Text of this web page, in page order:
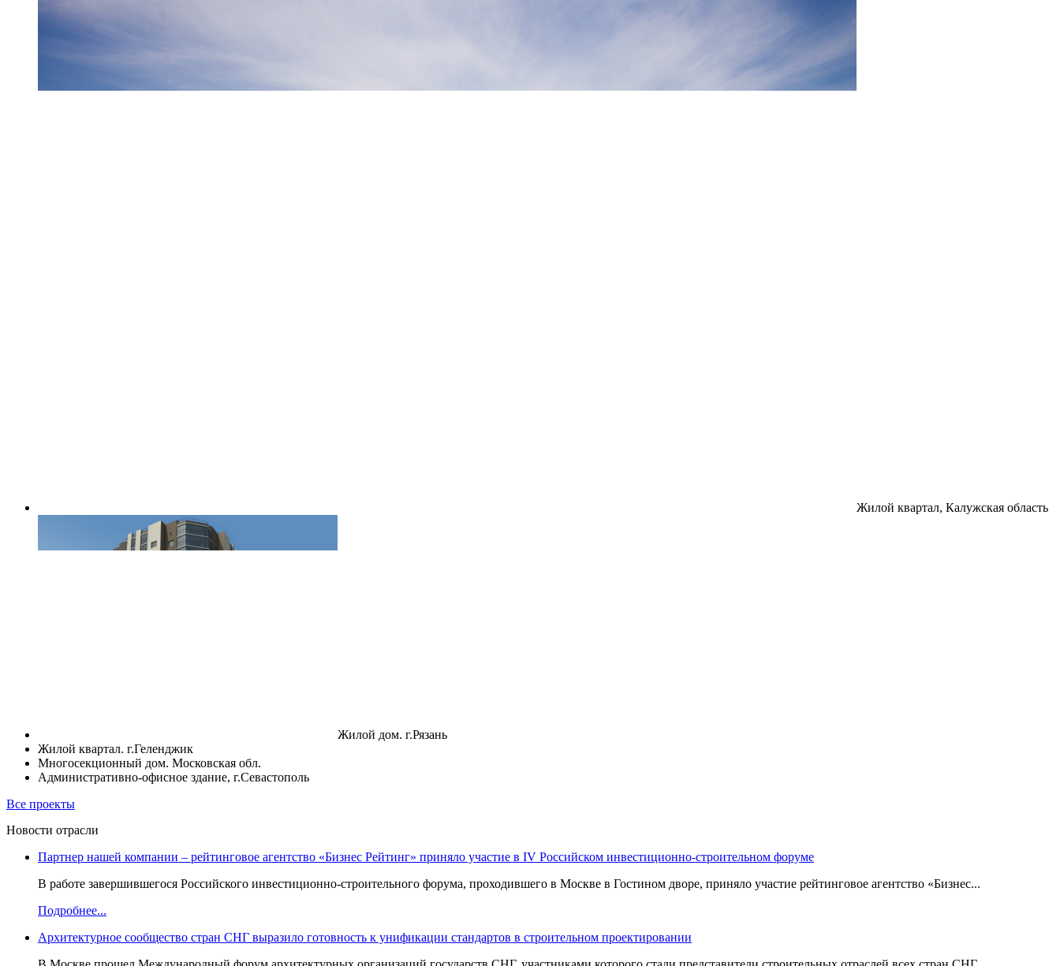
Жилой квартал, Калужская область
Жилой дом. г.Рязань
Жилой квартал. г.Геленджик
Многосекционный дом. Московская обл.
Административно-офисное здание, г.Севастополь
Все проекты
Новости отрасли
Партнер нашей компании – рейтинговое агентство «Бизнес Рейтинг» приняло участие в IV Российском инвестиционно-строительном форуме
В работе завершившегося Российского инвестиционно-строительного форума, проходившего в Москве в Гостином дворе, приняло участие рейтинговое агентство «Бизнес...
Подробнее...
Архитектурное сообщество стран СНГ выразило готовность к унификации стандартов в строительном проектировании